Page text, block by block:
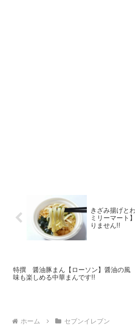
きざみ揚げと
ミリーマート
りません!!
特撰 醤油豚まん【ローソン】醤油の風
味も楽しめる中華まんです!!
ホーム セブンイレブン